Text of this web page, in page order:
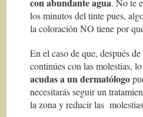
. No te
los minutos del tinte pues,
la coloración NO tiene por
En el caso de que, después
continúes con las molestias,
acudas a un dermatólogo
necesitarás seguir un
la zona y reducir las